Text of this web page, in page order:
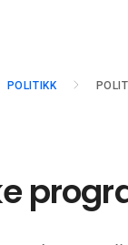
POLITIKK